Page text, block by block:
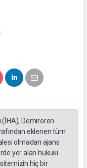
duyurulur.
(İHA), Demirören
eklenen tüm
olmadan ajans
yer alan hukuki
hiç bir